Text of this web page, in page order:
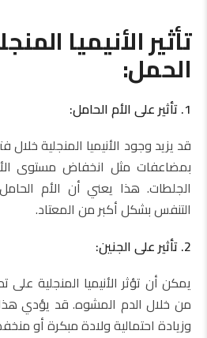
تأثير الأنيميا
الحمل:
1. تأثير على الأم الحامل:
قد يزيد وجود الأنيميا المنجلية
بمضاعفات مثل انخفاض مستوى
الجلطات. هذا يعني أن الأم
التنفس بشكل أكبر من المعتاد.
2. تأثير على الجنين:
يمكن أن تؤثر الأنيميا المنجلية
من خلال الدم المشوه. قد يؤدي هذا
وزيادة احتمالية ولادة مبكرة أو